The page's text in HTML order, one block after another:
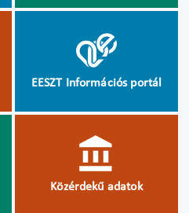
EESZT Információs portál
Közérdekű adatok